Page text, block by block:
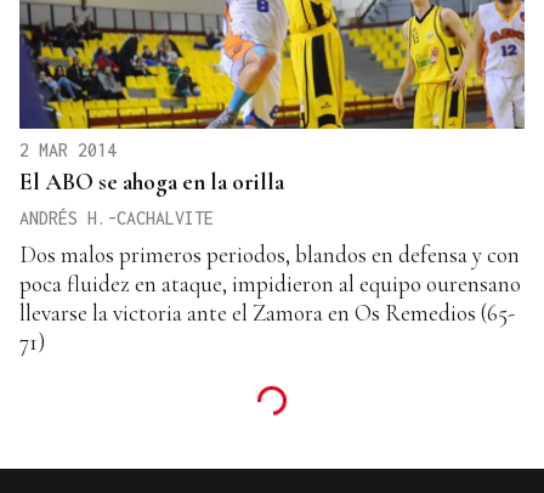
2 MAR 2014
El ABO se ahoga en la orilla
ANDRÉS H.-CACHALVITE
Dos malos primeros periodos, blandos en defensa y con
poca fluidez en ataque, impidieron al equipo ourensano
llevarse la victoria ante el Zamora en Os Remedios (65-
71)